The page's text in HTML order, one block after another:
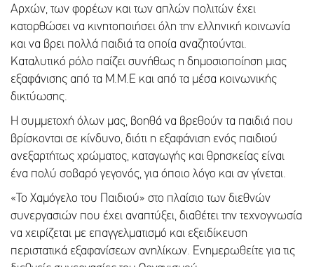
Αρχών, των φορέων και των απλών πολιτών έχει
κατορθώσει να κινητοποιήσει όλη την ελληνική κοινωνία
και να βρει πολλά παιδιά τα οποία αναζητούνται.
Καταλυτικό ρόλο παίζει συνήθως η δημοσιοποίηση μιας
εξαφάνισης από τα Μ.Μ.Ε και από τα μέσα κοινωνικής
δικτύωσης.
Η συμμετοχή όλων μας, βοηθά να βρεθούν τα παιδιά που
βρίσκονται σε κίνδυνο, διότι η εξαφάνιση ενός παιδιού
ανεξαρτήτως χρώματος, καταγωγής και θρησκείας είναι
ένα πολύ σοβαρό γεγονός, για όποιο λόγο και αν γίνεται.
«Το Χαμόγελο του Παιδιού» στο πλαίσιο των διεθνών
συνεργασιών που έχει αναπτύξει, διαθέτει την τεχνογνωσία
να χειρίζεται με επαγγελματισμό και εξειδίκευση
περιστατικά εξαφανίσεων ανηλίκων. Ενημερωθείτε για τις